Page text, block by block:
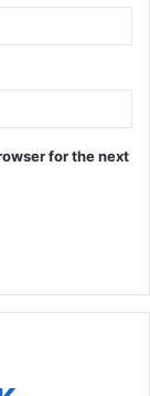
for the next